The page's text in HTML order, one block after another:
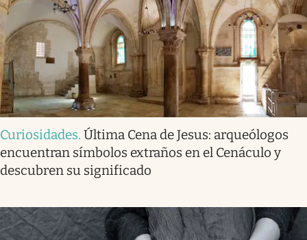
Curiosidades. Última Cena de Jesus: arqueólogos
encuentran símbolos extraños en el Cenáculo y
descubren su significado